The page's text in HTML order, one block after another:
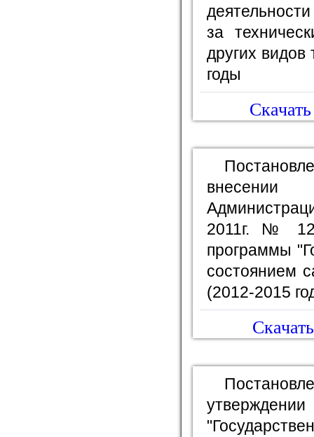
за
других видов
годы
внесении
2011г. №
программы
состоянием
(2012-2015